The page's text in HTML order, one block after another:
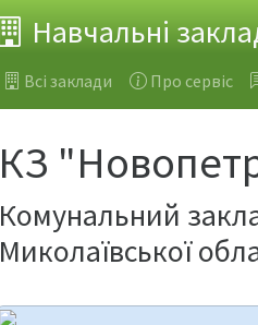
Навчальні
Всі заклади Про сервіс
КЗ
Комунальний
Миколаївської